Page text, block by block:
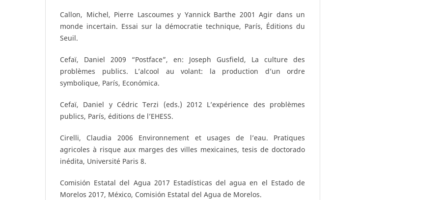
Callon, Michel, Pierre Lascoumes y Yannick Barthe 2001 Agir dans un
monde incertain. Essai sur la démocratie technique, París, Éditions du
Seuil.
Cefaï, Daniel 2009 “Postface”, en: Joseph Gusfield, La culture des
problèmes publics. L’alcool au volant: la production d’un ordre
symbolique, París, Económica.
Cefaï, Daniel y Cédric Terzi (eds.) 2012 L’expérience des problèmes
publics, París, éditions de l’EHESS.
Cirelli, Claudia 2006 Environnement et usages de l’eau. Pratiques
agricoles à risque aux marges des villes mexicaines, tesis de doctorado
inédita, Université Paris 8.
Comisión Estatal del Agua 2017 Estadísticas del agua en el Estado de
Morelos 2017, México, Comisión Estatal del Agua de Morelos.